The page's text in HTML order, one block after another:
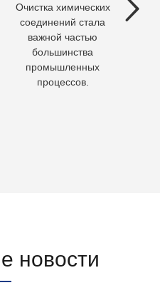
Очистка химических
соединений стала
важной частью
большинства
промышленных
процессов.
новости